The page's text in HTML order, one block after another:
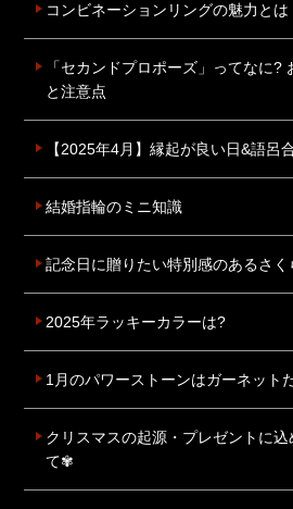
コンビネーションリングの魅力と
「セカンドプロポーズ」ってなに?
と注意点
【2025年4月】縁起が良い日&語呂
結婚指輪のミニ知識
記念日に贈りたい特別感のあるさ
2025年ラッキーカラーは?
1月のパワーストーンはガーネット
クリスマスの起源・プレゼントに
て✾